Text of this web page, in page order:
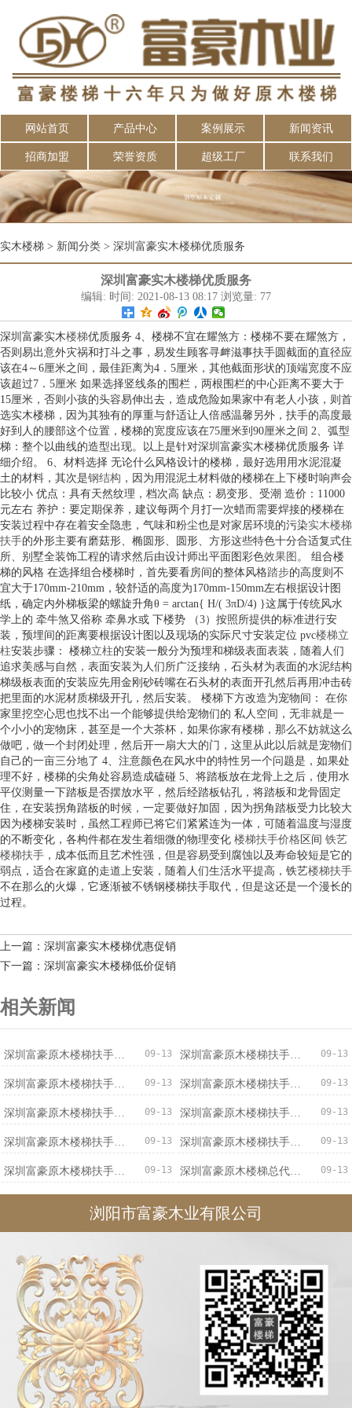
网站首页 产品中心 案例展示 新闻资讯
招商加盟 荣誉资质 超级工厂 联系我们
实木楼梯 > 新闻分类 > 深圳富豪实木楼梯优质服务
深圳富豪实木楼梯优质服务
编辑: 时间: 2021-08-13 08:17 浏览量: 77
深圳富豪实木楼梯优质服务 4、楼梯不宜在耀煞方：楼梯不要在耀煞方，
否则易出意外灾祸和打斗之事，易发生顾客寻衅滋事扶手圆截面的直径应
该在4～6厘米之间，最佳距离为4．5厘米，其他截面形状的顶端宽度不应
该超过7．5厘米 如果选择竖线条的围栏，两根围栏的中心距离不要大于
15厘米，否则小孩的头容易伸出去，造成危险如果家中有老人小孩，则首
选实木楼梯，因为其独有的厚重与舒适让人倍感温馨另外，扶手的高度最
好到人的腰部这个位置，楼梯的宽度应该在75厘米到90厘米之间 2、弧型
梯：整个以曲线的造型出现。以上是针对深圳富豪实木楼梯优质服务 详
细介绍。 6、材料选择 无论什么风格设计的楼梯，最好选用用水泥混凝
土的材料，其次是钢结构 ，因为用混泥土材料做的楼梯在上下楼时响声会
比较小 优点：具有天然纹理，档次高 缺点：易变形、受潮 造价：11000
元左右 养护：要定期保养，建议每两个月打一次蜡而需要焊接的楼梯在
安装过程中存在着安全隐患，气味和粉尘也是对家居环境的污染实木楼梯
扶手的外形主要有磨菇形、椭圆形、圆形、方形这些特色十分合适复式住
所、别墅全装饰工程的请求然后由设计师出平面图彩色效果图 。 组合楼
梯的风格 在选择组合楼梯时，首先要看房间的整体风格踏步的高度则不
宜大于170mm-210mm，较舒适的高度为170mm-150mm左右根据设计图
纸，确定内外梯板梁的螺旋升角θ = arctan{ H/( 3πD/4) }这属于传统风水
学上的 牵牛煞又俗称 牵鼻水或 下楼势 （3）按照所提供的标准进行安
装，预埋间的距离要根据设计图以及现场的实际尺寸安装定位 pvc楼梯立
柱安装步骤： 楼梯立柱的安装一般分为预埋和梯级表面表装，随着人们
追求美感与自然，表面安装为人们所广泛接纳，石头材为表面的水泥结构
梯级板表面的安装应先用金刚砂砖嘴在石头材的表面开孔然后再用冲击砖
把里面的水泥材质梯级开孔，然后安装。 楼梯下方改造为宠物间： 在你
家里挖空心思也找不出一个能够提供给宠物们的 私人空间，无非就是一
个小小的宠物床，甚至是一个大茶杯，如果你家有楼梯，那么不妨就这么
做吧，做一个封闭处理，然后开一扇大大的门，这里从此以后就是宠物们
自己的一亩三分地了 4、注意颜色在风水中的特性另一个问题是，如果处
理不好，楼梯的尖角处容易造成磕碰 5、将踏板放在龙骨上之后，使用水
平仪测量一下踏板是否摆放水平，然后经踏板钻孔，将踏板和龙骨固定
住，在安装拐角踏板的时候，一定要做好加固，因为拐角踏板受力比较大
因为楼梯安装时，虽然工程师已将它们紧紧连为一体，可随着温度与湿度
的不断变化，各构件都在发生着细微的物理变化 楼梯扶手价格 区间 铁艺
楼梯扶手 ，成本低而且艺术性强，但是容易受到腐蚀以及寿命较短是它的
弱点，适合在家庭的走道上安装，随着人们生活水平提高，铁艺楼梯扶手
不在那么的火爆，它逐渐被不锈钢楼梯扶手取代，但是这还是一个漫长的
过程。
上一篇：深圳富豪实木楼梯优惠促销
下一篇：深圳富豪实木楼梯低价促销
相关新闻
09-13 09-13
09-13 09-13
09-13 09-13
09-13 09-13
09-13 09-13
浏阳市富豪木业有限公司